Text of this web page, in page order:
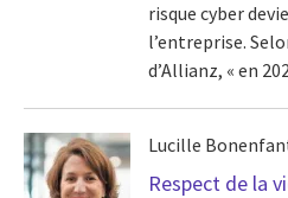
risque cyber
l’entreprise.
d’Allianz, « en
Lucille
Respect de la